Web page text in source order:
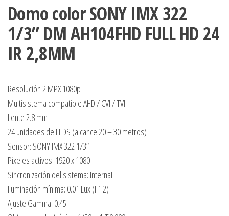
Domo color SONY IMX 322
1/3” DM AH104FHD FULL HD 24
IR 2,8MM
Resolución 2 MPX 1080p
Multisistema compatible AHD / CVI / TVI.
Lente 2.8 mm
24 unidades de LEDS (alcance 20 – 30 metros)
Sensor: SONY IMX 322 1/3”
Píxeles activos: 1920 x 1080
Sincronización del sistema: InternaL
Iluminación mínima: 0.01 Lux (F1.2)
Ajuste Gamma: 0.45